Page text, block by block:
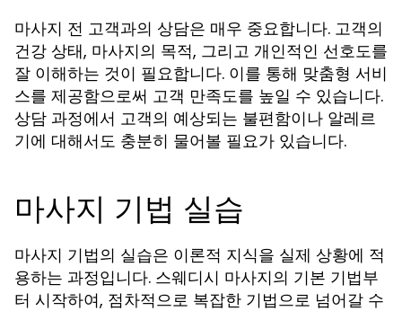
마사지 전 고객과의 상담은 매우 중요합니다. 고객의
건강 상태, 마사지의 목적, 그리고 개인적인 선호도를
잘 이해하는 것이 필요합니다. 이를 통해 맞춤형 서비
스를 제공함으로써 고객 만족도를 높일 수 있습니다.
상담 과정에서 고객의 예상되는 불편함이나 알레르
기에 대해서도 충분히 물어볼 필요가 있습니다.
마사지 기법 실습
마사지 기법의 실습은 이론적 지식을 실제 상황에 적
용하는 과정입니다. 스웨디시 마사지의 기본 기법부
터 시작하여, 점차적으로 복잡한 기법으로 넘어갈 수